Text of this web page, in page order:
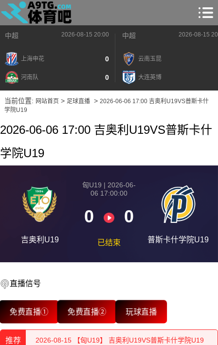
中超 2026-08-15 20:00
上海申花 0
河南队 0
中超 2026-08-15
云南玉昆
大连英博
当前位置: 网站首页> 足球直播> 2026-06-06 17:00 吉奥利U19VS普斯卡什
学院U19
2026-06-06 17:00 吉奥利U19VS普斯卡什
学院U19
吉奥利U19
匈U19 | 2026-06-
06 17:00:00
0 0
已结束 普斯卡什学院U19
直播信号
免费直播① 免费直播② 玩球直播
推荐
2026-08-15 【匈U19】 吉奥利U19VS普斯卡什学院U19
2026-08-15 【匈U19】 吉奥利U19VS普斯卡什学院U19